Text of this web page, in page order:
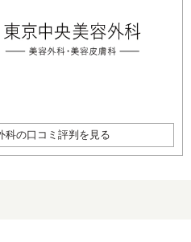
科の口コミ評判を見る